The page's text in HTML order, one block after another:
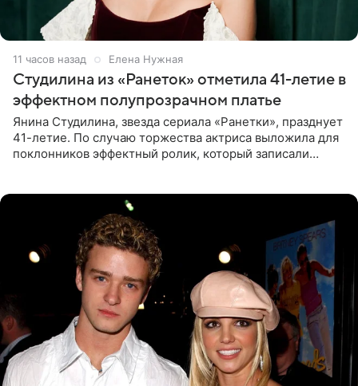
11 часов назад Елена Нужная
Студилина из «Ранеток» отметила 41-летие в
эффектном полупрозрачном платье
Янина Студилина, звезда сериала «Ранетки», празднует
41-летие. По случаю торжества актриса выложила для
поклонников эффектный ролик, который записали